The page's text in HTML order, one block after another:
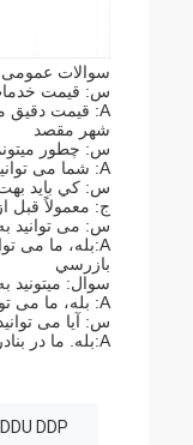
سوالات عمومی
س: قیمت
A: قیمت دقیق می تواند ارائه شود زمانی که جزئیات کالاهای شما نهایی شود، مانند نام محصول، وزن، حجم، شهر بارگذاری شده و
شهر مقصد
س: چطور
A: شما می توانید با انتقال بانکی (T / T) ، اتحادیه غربی ، paypal و غیره به ما پرداخت کنید.
س: کي بايد
ج: معمولاً قبل
س: می توانید
A:بله، ما می توانیم به انجام این کار برای شما کمک کنیم. ما بازرسان حرفه ای در شهر های مختلف داریم. لطفا نیازهای جزئیات خود را برای
بازرسي
سوال: میتونید
A: بله، ما می توانیم به شما در این کار کمک کنیم. لطفاً آدرس دقیق برای جمع آوری را ارائه دهید.
س: آیا می
A:بله. ما در بنادر خارج از کشور نمایندگی های شرکتی داریم. بنابراین اگر لازم باشد می توانیم به شما در این کار کمک کنیم.